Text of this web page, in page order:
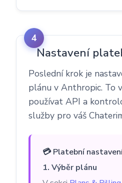
Nastavení
Poslední krok je
plánu v Anthropic. To
používat API a
služby pro váš
💳 Platební
1. Výběr plánu